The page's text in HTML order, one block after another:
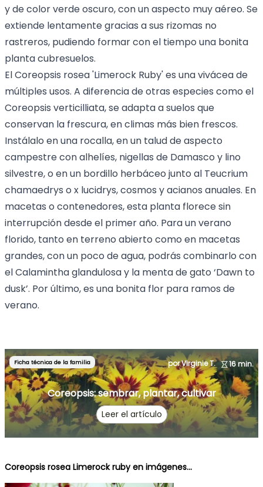
y de color verde oscuro, con un aspecto muy aéreo. Se
extiende lentamente gracias a sus rizomas no
rastreros, pudiendo formar con el tiempo una bonita
planta cubresuelos.
El Coreopsis rosea 'Limerock Ruby' es una vivácea de
múltiples usos. A diferencia de otras especies como el
Coreopsis verticilliata, se adapta a suelos que
conservan la frescura, en climas más bien frescos.
Instálalo en una rocalla, en un talud de aspecto
campestre con alhelíes, nigellas de Damasco y lino
silvestre, o en un bordillo herbáceo junto al Teucrium
chamaedrys o x lucidrys, cosmos y acianos anuales. En
macetas o contenedores, esta planta florece sin
interrupción desde el primer año. Para un verano
florido, tanto en terreno abierto como en macetas
grandes, con un poco de agua, podrás combinarlo con
el Calamintha glandulosa y la menta de gato ‘Dawn to
dusk’. Por último, es una bonita flor para ramos de
verano.
Ficha técnica de la familia por Virginie T. 16 min.
Coreopsis: sembrar, plantar, cultivar
Leer el artículo
Coreopsis rosea Limerock ruby en imágenes...